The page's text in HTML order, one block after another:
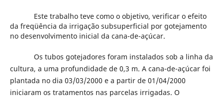
Este trabalho teve como o objetivo, verificar o efeito
da freqüência da irrigação subsuperficial por gotejamento
no desenvolvimento inicial da cana-de-açúcar.
Os tubos gotejadores foram instalados sob a linha da
cultura, a uma profundidade de 0,3 m. A cana-de-açúcar foi
plantada no dia 03/03/2000 e a partir de 01/04/2000
iniciaram os tratamentos nas parcelas irrigadas. O